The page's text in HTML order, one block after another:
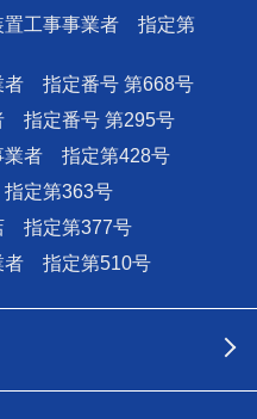
置工事事業者 指定第
者 指定番号 第668号
指定番号 第295号
業者 指定第428号
定第363号
指定第377号
者 指定第510号